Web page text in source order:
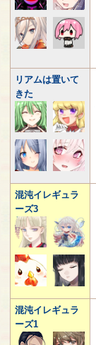
リアムは置いて
きた
混沌イレギュラ
ーズ3
混沌イレギュラ
ーズ1